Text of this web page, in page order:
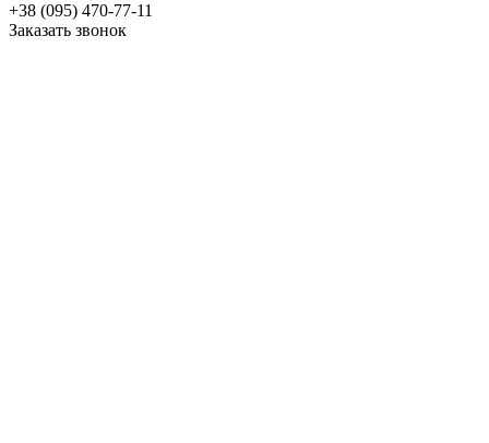
+38 (095) 470-77-11
Заказать звонок